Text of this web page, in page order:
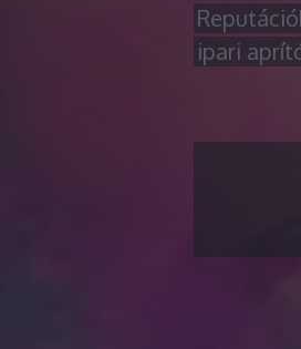
ipari